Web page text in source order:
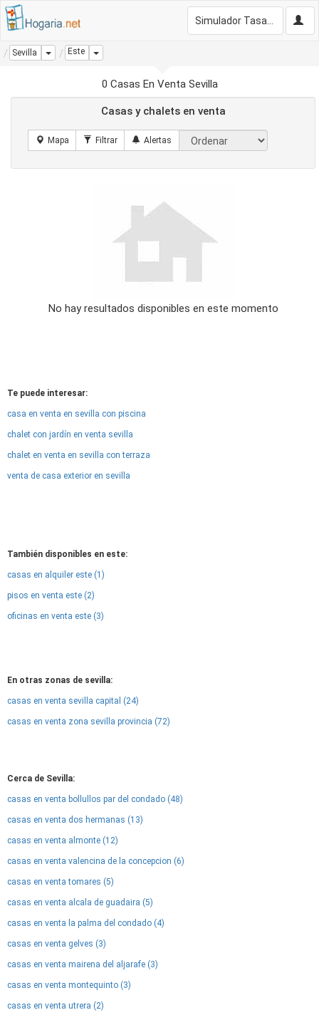
Sevilla Dropdown
Este Dropdown
0 Casas En Venta Sevilla
Casas y chalets en venta
No hay resultados disponibles en este momento
Te puede interesar:
casa en venta en sevilla con piscina
chalet con jardín en venta sevilla
chalet en venta en sevilla con terraza
venta de casa exterior en sevilla
También disponibles en este:
casas en alquiler este (1)
pisos en venta este (2)
oficinas en venta este (3)
En otras zonas de sevilla:
casas en venta sevilla capital (24)
casas en venta zona sevilla provincia (72)
Cerca de Sevilla:
casas en venta bollullos par del condado (48)
casas en venta dos hermanas (13)
casas en venta almonte (12)
casas en venta valencina de la concepcion (6)
casas en venta tomares (5)
casas en venta alcala de guadaira (5)
casas en venta la palma del condado (4)
casas en venta gelves (3)
casas en venta mairena del aljarafe (3)
casas en venta montequinto (3)
casas en venta utrera (2)